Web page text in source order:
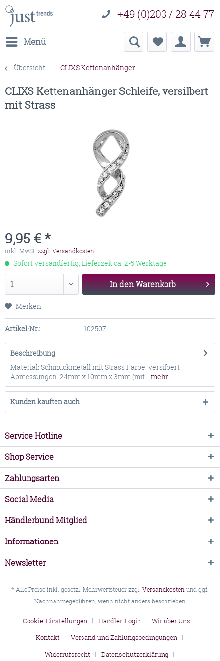
+49 (0)203 / 28 44 77
Menü
Übersicht CLIXS Kettenanhänger
CLIXS Kettenanhänger Schleife, versilbert
mit Strass
9,95 € *
inkl. MwSt. zzgl. Versandkosten
Sofort versandfertig, Lieferzeit ca. 2-5 Werktage
In denWarenkorb
Merken
Artikel-Nr.: 102507
Beschreibung
Material: Schmuckmetall mit Strass Farbe: versilbert
Abmessungen: 24mm x 10mm x 3mm (mit... mehr
Kunden kauften auch
Service Hotline
Shop Service
Zahlungsarten
Social Media
Händlerbund Mitglied
Informationen
Newsletter
* Alle Preise inkl. gesetzl. Mehrwertsteuer zzgl. Versandkostenund ggf.
Nachnahmegebühren, wenn nicht anders beschrieben
Cookie-Einstellungen Händler-Login
Wir über Uns
Kontakt
Versand und Zahlungsbedingungen
Widerrufsrecht
Datenschutzerklärung